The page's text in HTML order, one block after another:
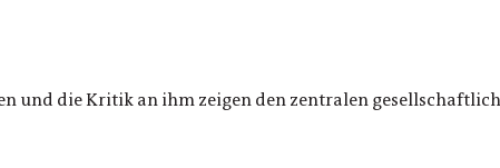
und die Kritik an ihm zeigen den zentralen